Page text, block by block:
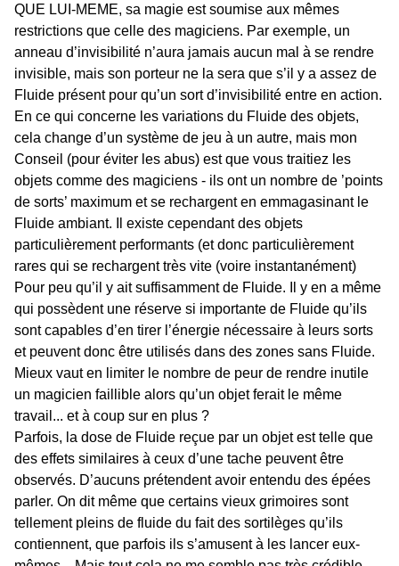
QUE LUI-MEME, sa magie est soumise aux mêmes
restrictions que celle des magiciens. Par exemple, un
anneau d’invisibilité n’aura jamais aucun mal à se rendre
invisible, mais son porteur ne la sera que s’il y a assez de
Fluide présent pour qu’un sort d’invisibilité entre en action.
En ce qui concerne les variations du Fluide des objets,
cela change d’un système de jeu à un autre, mais mon
Conseil (pour éviter les abus) est que vous traitiez les
objets comme des magiciens - ils ont un nombre de ’points
de sorts’ maximum et se rechargent en emmagasinant le
Fluide ambiant. Il existe cependant des objets
particulièrement performants (et donc particulièrement
rares qui se rechargent très vite (voire instantanément)
Pour peu qu’il y ait suffisamment de Fluide. Il y en a même
qui possèdent une réserve si importante de Fluide qu’ils
sont capables d’en tirer l’énergie nécessaire à leurs sorts
et peuvent donc être utilisés dans des zones sans Fluide.
Mieux vaut en limiter le nombre de peur de rendre inutile
un magicien faillible alors qu’un objet ferait le même
travail... et à coup sur en plus ?
Parfois, la dose de Fluide reçue par un objet est telle que
des effets similaires à ceux d’une tache peuvent être
observés. D’aucuns prétendent avoir entendu des épées
parler. On dit même que certains vieux grimoires sont
tellement pleins de fluide du fait des sortilèges qu’ils
contiennent, que parfois ils s’amusent à les lancer eux-